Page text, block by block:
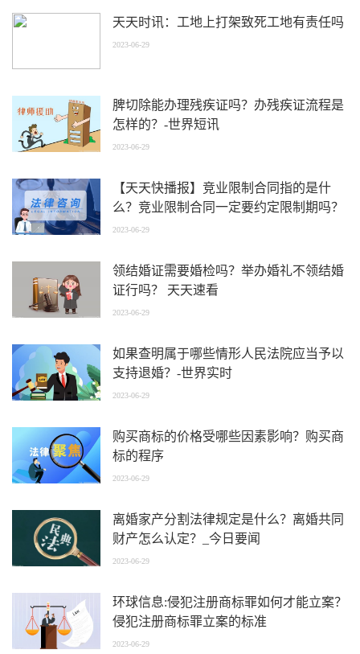
天天时讯：工地上打架致死工地有责任吗
2023-06-29
脾切除能办理残疾证吗？办残疾证流程是
怎样的？-世界短讯
2023-06-29
【天天快播报】竞业限制合同指的是什
么？竞业限制合同一定要约定限制期吗？
2023-06-29
领结婚证需要婚检吗？举办婚礼不领结婚
证行吗？ 天天速看
2023-06-29
如果查明属于哪些情形人民法院应当予以
支持退婚？-世界实时
2023-06-29
购买商标的价格受哪些因素影响？购买商
标的程序
2023-06-29
离婚家产分割法律规定是什么？离婚共同
财产怎么认定？_今日要闻
2023-06-29
环球信息:侵犯注册商标罪如何才能立案？
侵犯注册商标罪立案的标准
2023-06-29